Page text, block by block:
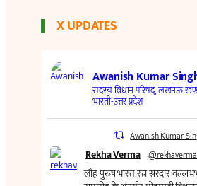
X UPDATES